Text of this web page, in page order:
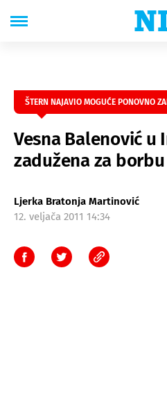
ŠTERN NAJAVIO MOGUĆE PONOVNO
Vesna Balenović u
zadužena za
Ljerka Bratonja Martinović
12. veljača 2011 14:34